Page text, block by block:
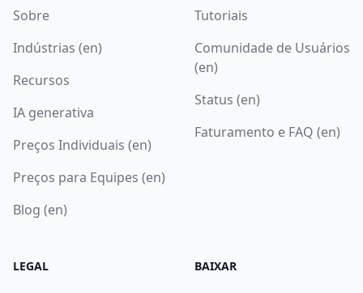
Sobre
Indústrias (en)
Recursos
IA generativa
Preços Individuais (en)
Preços para Equipes (en)
Blog (en)
Tutoriais
Comunidade de Usuários
(en)
Status (en)
Faturamento e FAQ (en)
LEGAL BAIXAR